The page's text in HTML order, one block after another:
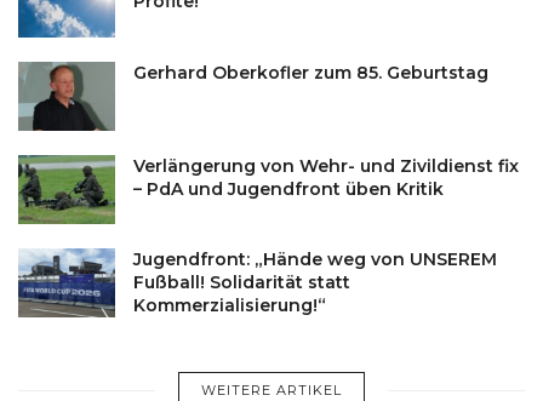
Gerhard Oberkofler zum 85. Geburtstag
Verlängerung von Wehr- und Zivildienst fix
– PdA und Jugendfront üben Kritik
Jugendfront: „Hände weg von UNSEREM
Fußball! Solidarität statt
Kommerzialisierung!“
WEITERE ARTIKEL